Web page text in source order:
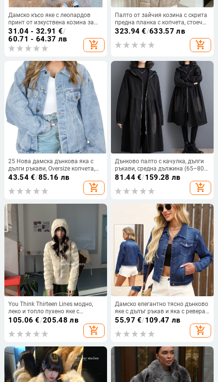
Дамско късо яке с леопардов
принт от изкуствена козина за
есен и зима, свободна кройка,
елегантен урбан стил
31.04 - 32.91 €/
60.71 - 64.37 лв
add_shopping_cart
Палто от зайчия козина с скрита
предна планка с копчета, стоечна
яка, дълги ръкави, дължина 50–
знаменитост
323.94 €/633.57 лв
add_shopping_cart
25 Нова дамска дънкова яка с
дълги ръкави, Oversize копчета,
стилно облекло за есен
43.54€/85.16 лв
add_shopping_cart
Дънково палто с качулка, дълги
ръкави, средна дължина (65–80
см, 95% памук)
81.44€/159.28 лв
add_shopping_cart
You Think Thirteen Lines модно,
леко и топло пухено яке с
качулка, дълго, минималистичен
105.06 €/205.48 лв
add_shopping_cart
Дамско елегантно тясно дънково
яке с дълъг ръкав и яка с ревера,
95% памук, пролет 2025
55.97 €/109.47 лв
add_shopping_cart